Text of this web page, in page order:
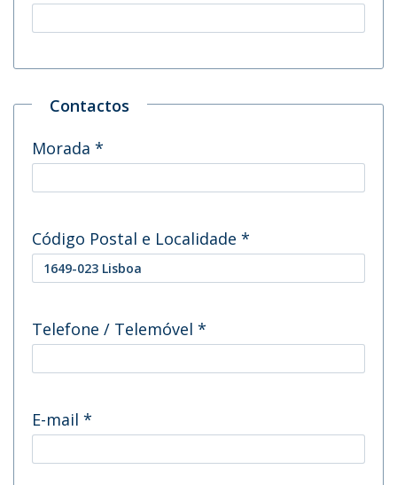
Contactos
Morada *
Código Postal e Localidade *
Telefone / Telemóvel *
E-mail *